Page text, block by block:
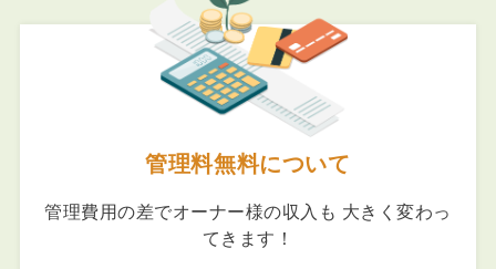
管理料無料について
管理費用の差でオーナー様の収入も 大きく変わっ
てきます！